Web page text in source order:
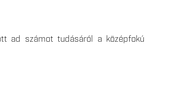
ad számot tudásáról a középfokú